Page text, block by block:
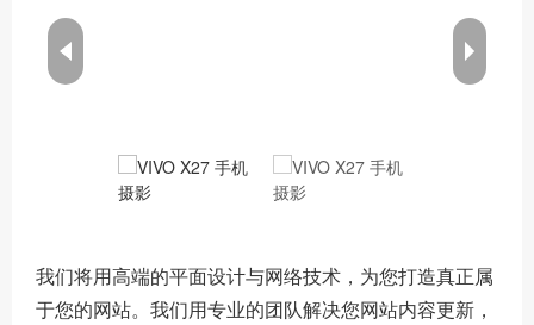
我们将用高端的平面设计与网络技术，为您打造真正属
于您的网站。我们用专业的团队解决您网站内容更新，